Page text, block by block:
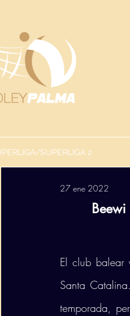
SUPERLIGA 2
27 ene 2022
El club balear
Santa
temporada,